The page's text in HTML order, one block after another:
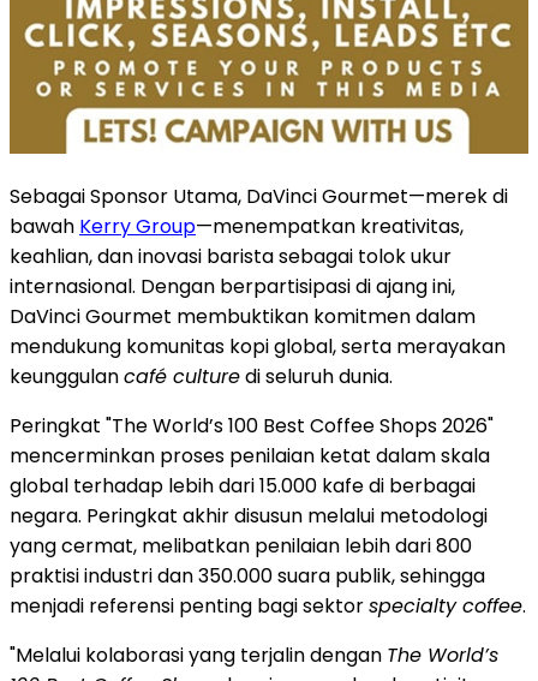
Sebagai Sponsor Utama, DaVinci Gourmet—merek di
bawah Kerry Group—menempatkan kreativitas,
keahlian, dan inovasi barista sebagai tolok ukur
internasional. Dengan berpartisipasi di ajang ini,
DaVinci Gourmet membuktikan komitmen dalam
mendukung komunitas kopi global, serta merayakan
keunggulancafé culturedi seluruh dunia.
Peringkat "The World’s 100 Best Coffee Shops 2026"
mencerminkan proses penilaian ketat dalam skala
global terhadap lebih dari 15.000 kafe di berbagai
negara. Peringkat akhir disusun melalui metodologi
yang cermat, melibatkan penilaian lebih dari 800
praktisi industri dan 350.000 suara publik, sehingga
menjadi referensi penting bagi sektorspecialty coffee.
"Melalui kolaborasi yang terjalin dengan The World’s